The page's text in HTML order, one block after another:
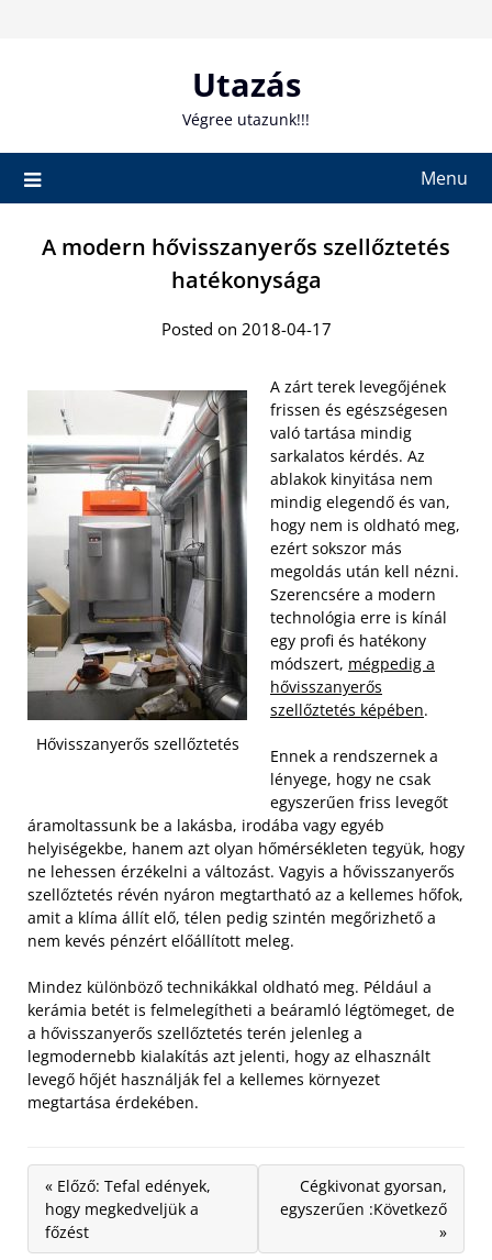
Utazás
Végree utazunk!!!
Menu
A modern hővisszanyerős szellőztetés
hatékonysága
Posted on 2018-04-17
Hővisszanyerős szellőztetés
A zárt terek levegőjének
frissen és egészségesen
való tartása mindig
sarkalatos kérdés. Az
ablakok kinyitása nem
mindig elegendő és van,
hogy nem is oldható meg,
ezért sokszor más
megoldás után kell nézni.
Szerencsére a modern
technológia erre is kínál
egy profi és hatékony
módszert, mégpedig a
hővisszanyerős
szellőztetés képében.
Ennek a rendszernek a
lényege, hogy ne csak
egyszerűen friss levegőt
áramoltassunk be a lakásba, irodába vagy egyéb
helyiségekbe, hanem azt olyan hőmérsékleten tegyük, hogy
ne lehessen érzékelni a változást. Vagyis a hővisszanyerős
szellőztetés révén nyáron megtartható az a kellemes hőfok,
amit a klíma állít elő, télen pedig szintén megőrizhető a
nem kevés pénzért előállított meleg.
Mindez különböző technikákkal oldható meg. Például a
kerámia betét is felmelegítheti a beáramló légtömeget, de
a hővisszanyerős szellőztetés terén jelenleg a
legmodernebb kialakítás azt jelenti, hogy az elhasznált
levegő hőjét használják fel a kellemes környezet
megtartása érdekében.
« Előző: Tefal edények,
hogy megkedveljük a
főzést
Cégkivonat gyorsan,
egyszerűen :Következő
»